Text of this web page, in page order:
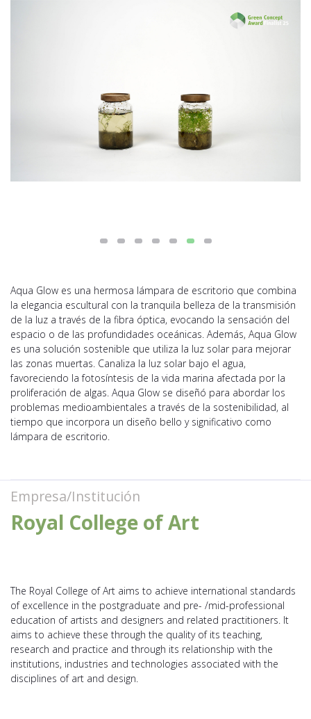
Aqua Glow es una hermosa lámpara de escritorio que combina
la elegancia escultural con la tranquila belleza de la transmisión
de la luz a través de la fibra óptica, evocando la sensación del
espacio o de las profundidades oceánicas. Además, Aqua Glow
es una solución sostenible que utiliza la luz solar para mejorar
las zonas muertas. Canaliza la luz solar bajo el agua,
favoreciendo la fotosíntesis de la vida marina afectada por la
proliferación de algas. Aqua Glow se diseñó para abordar los
problemas medioambientales a través de la sostenibilidad, al
tiempo que incorpora un diseño bello y significativo como
lámpara de escritorio.
Empresa/Institución
Royal College of Art
The Royal College of Art aims to achieve international standards
of excellence in the postgraduate and pre- /mid-professional
education of artists and designers and related practitioners. It
aims to achieve these through the quality of its teaching,
research and practice and through its relationship with the
institutions, industries and technologies associated with the
disciplines of art and design.